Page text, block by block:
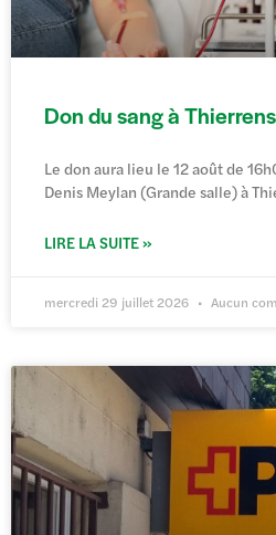
Don du sang à
Le don aura lieu le 12 août de
Denis Meylan (Grande salle) à
LIRE LA SUITE »
mercredi 29 juillet 2026 Aucun